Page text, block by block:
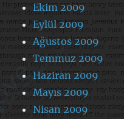
Ekim 2009
Eylül 2009
Ağustos 2009
Temmuz 2009
Haziran 2009
Mayıs 2009
Nisan 2009